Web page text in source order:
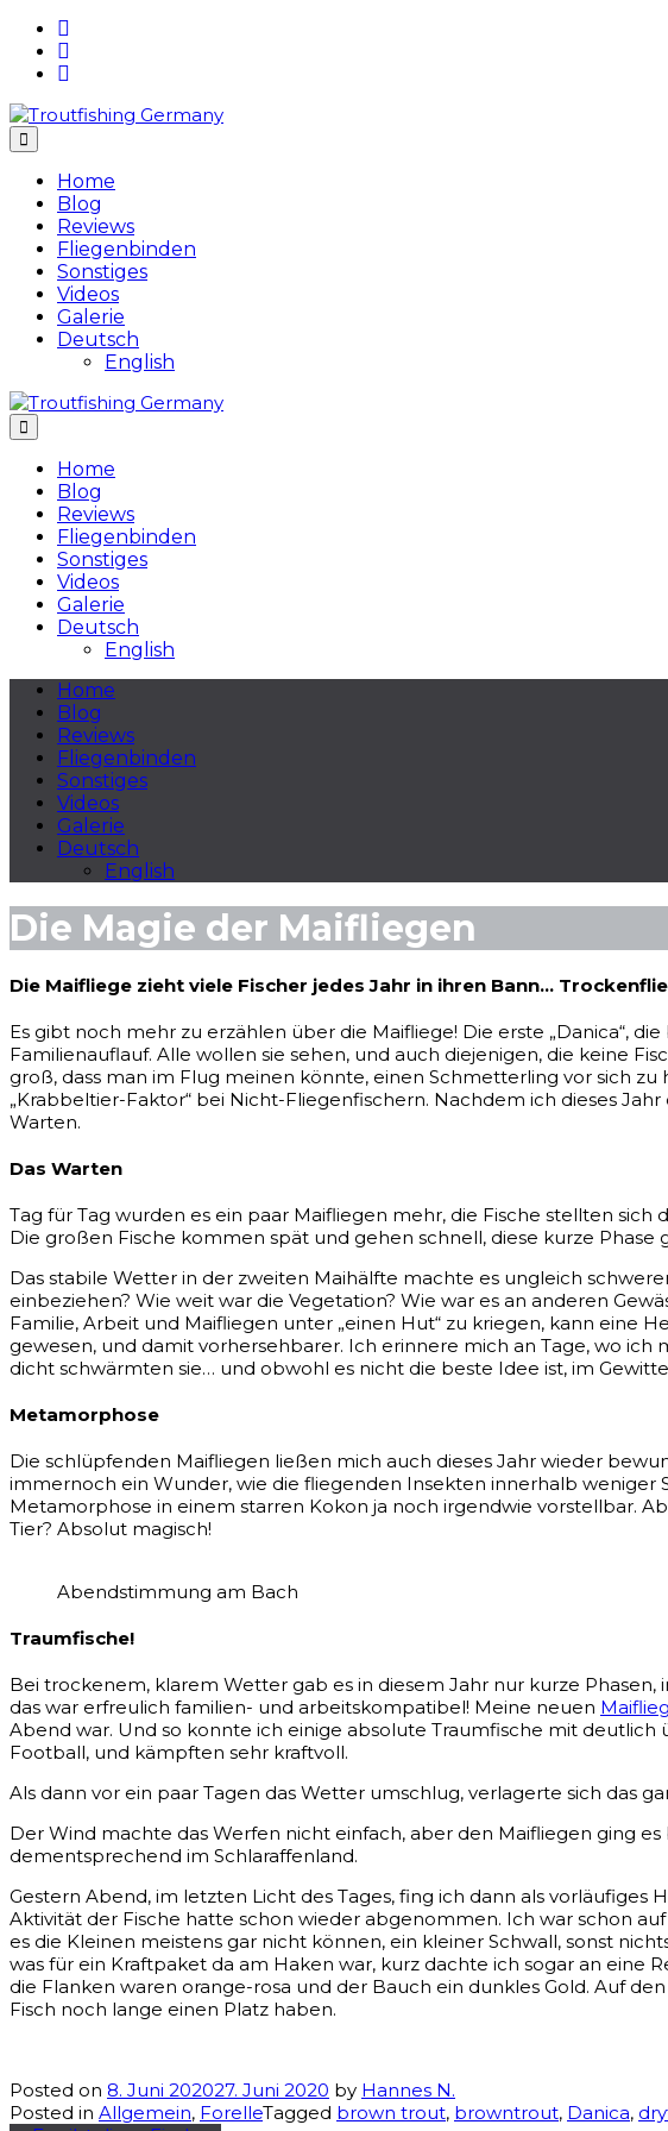
Skip
content
Home
Blog
Reviews
Fliegenbinden
Sonstiges
Videos
Galerie
Deutsch
English
Home
Blog
Reviews
Fliegenbinden
Sonstiges
Videos
Galerie
Deutsch
English
Home
Blog
Reviews
Fliegenbinden
Sonstiges
Videos
Galerie
Deutsch
English
Die Magie der Maifliegen
Die Maifliege zieht viele Fischer jedes Jahr in ihren Bann…
Es gibt noch mehr zu erzählen über die Maifliege! Die erste „Danica“,
Familienauflauf. Alle wollen sie sehen, und auch diejenigen, die keine
groß, dass man im Flug meinen könnte, einen Schmetterling vor sich
„Krabbeltier-Faktor“ bei Nicht-Fliegenfischern. Nachdem ich dieses
Warten.
Das Warten
Tag für Tag wurden es ein paar Maifliegen mehr, die Fische stellten
Die großen Fische kommen spät und gehen schnell, diese kurze
Das stabile Wetter in der zweiten Maihälfte machte es ungleich
einbeziehen? Wie weit war die Vegetation? Wie war es an anderen
Familie, Arbeit und Maifliegen unter „einen Hut“ zu kriegen, kann eine
gewesen, und damit vorhersehbarer. Ich erinnere mich an Tage, wo
dicht schwärmten sie… und obwohl es nicht die beste Idee ist, im
Metamorphose
Die schlüpfenden Maifliegen ließen mich auch dieses Jahr wieder
immernoch ein Wunder, wie die fliegenden Insekten innerhalb
Metamorphose in einem starren Kokon ja noch irgendwie vorstellbar.
Tier? Absolut magisch!
Abendstimmung am Bach
Traumfische!
Bei trockenem, klarem Wetter gab es in diesem Jahr nur kurze
das war erfreulich familien- und arbeitskompatibel! Meine neuen
Abend war. Und so konnte ich einige absolute Traumfische mit deutlich
Football, und kämpften sehr kraftvoll.
Als dann vor ein paar Tagen das Wetter umschlug, verlagerte sich das
Der Wind machte das Werfen nicht einfach, aber den Maifliegen ging
dementsprechend im Schlaraffenland.
Gestern Abend, im letzten Licht des Tages, fing ich dann als
Aktivität der Fische hatte schon wieder abgenommen. Ich war schon
es die Kleinen meistens gar nicht können, ein kleiner Schwall, sonst
was für ein Kraftpaket da am Haken war, kurz dachte ich sogar an eine
die Flanken waren orange-rosa und der Bauch ein dunkles Gold. Auf
Fisch noch lange einen Platz haben.
Posted on 8. Juni 202027. Juni 2020 by Hannes N.
Posted in Allgemein, ForelleTagged brown trout, browntrout, Danica,